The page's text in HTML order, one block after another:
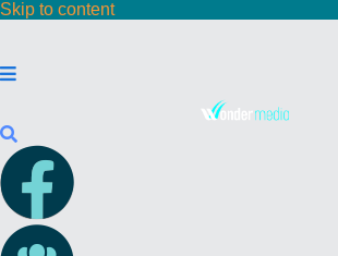
Skip to content